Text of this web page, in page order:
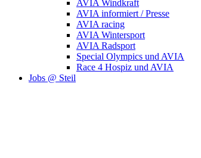
AVIA Windkraft
AVIA informiert / Presse
AVIA racing
AVIA Wintersport
AVIA Radsport
Special Olympics und AVIA
Race 4 Hospiz und AVIA
Jobs @ Steil